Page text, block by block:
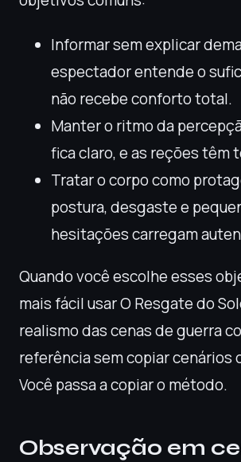
Informar sem explicar
espectador entende o
não recebe conforto total.
Manter o ritmo da
fica claro, e as reções têm
Tratar o corpo como
postura, desgaste e
hesitações carregam
Quando você escolhe esses
mais fácil usar O Resgate do
realismo das cenas de guerra
referência sem copiar cenários
Você passa a copiar o método.
Observação em